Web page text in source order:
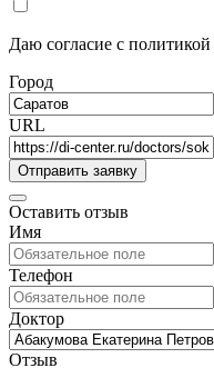
Даю согласие с политикой
Город
URL
Оставить отзыв
Имя
Телефон
Доктор
Отзыв